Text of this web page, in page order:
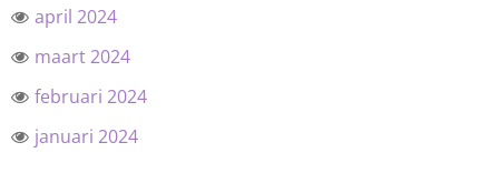
april 2024
maart 2024
februari 2024
januari 2024